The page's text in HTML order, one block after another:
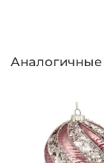
Аналогичные